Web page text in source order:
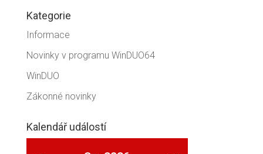
Kategorie
Informace
Novinky v programu WinDUO64
WinDUO
Zákonné novinky
Kalendář událostí